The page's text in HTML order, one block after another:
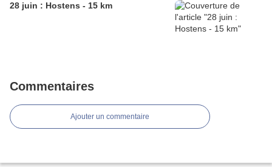
28 juin : Hostens - 15 km
Commentaires
Ajouter un commentaire